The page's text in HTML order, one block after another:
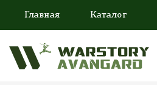
Главная Каталог